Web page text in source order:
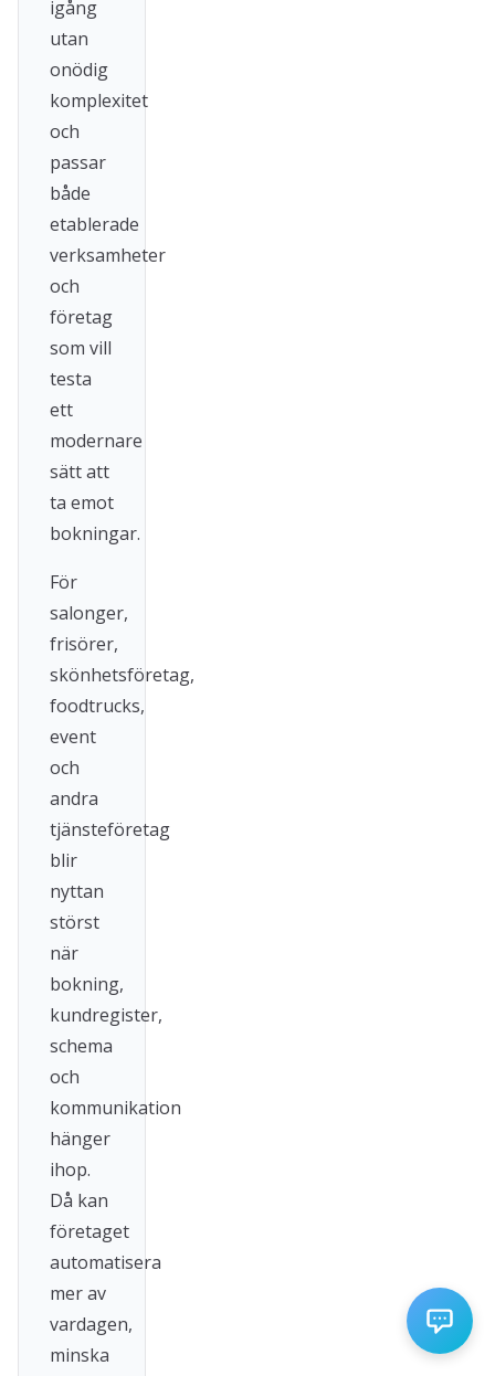
igång
utan
onödig
komplexitet
och
passar
både
etablerade
verksamheter
och
företag
som vill
testa
ett
modernare
sätt att
ta emot
bokningar.
För
salonger,
frisörer,
skönhetsföretag,
foodtrucks,
event
och
andra
tjänsteföretag
blir
nyttan
störst
när
bokning,
kundregister,
schema
och
kommunikation
hänger
ihop.
Då kan
företaget
automatisera
mer av
vardagen,
minska